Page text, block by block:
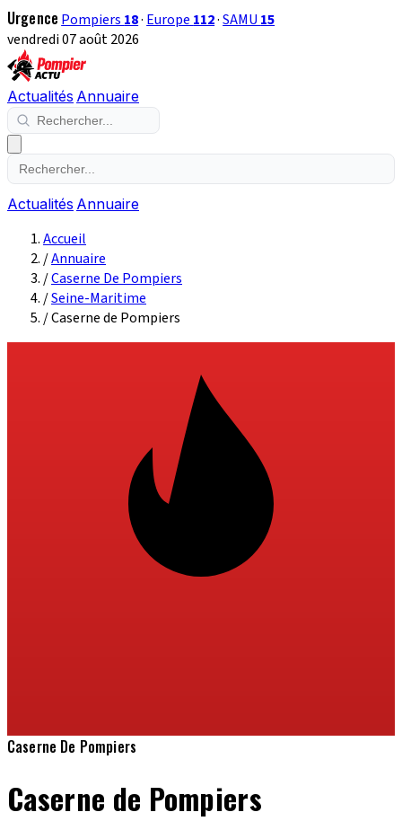
Urgence Pompiers 18· Europe 112·SAMU 15
vendredi 07 août 2026
Actualités Annuaire
Actualités Annuaire
Accueil
/Annuaire
/Caserne De Pompiers
/Seine-Maritime
/Caserne de Pompiers
Caserne De Pompiers
Caserne de Pompiers